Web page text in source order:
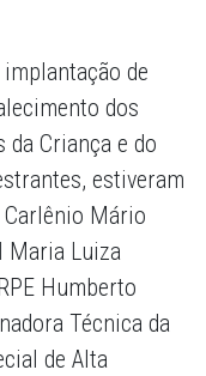
de
dos
Criança e do
estiveram
Mário
Maria Luiza
Humberto
Técnica da
de Alta